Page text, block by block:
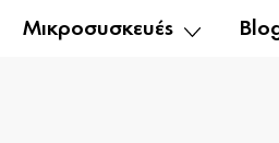
Μικροσυσκευές